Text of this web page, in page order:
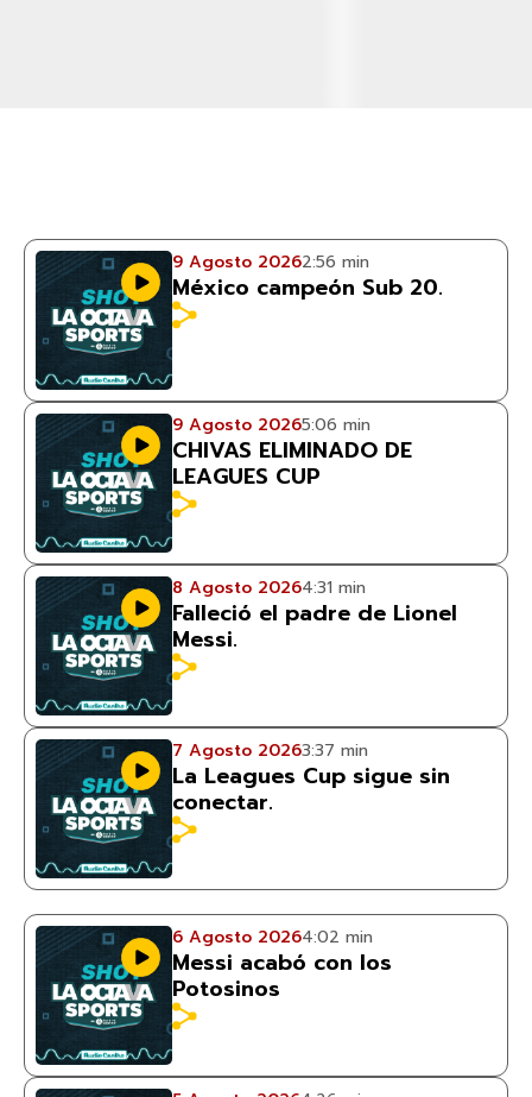
9 Agosto 20262:56 min
México campeón Sub 20.
9 Agosto 20265:06 min
CHIVAS ELIMINADO DE
LEAGUES CUP
8 Agosto 20264:31 min
Falleció el padre de Lionel
Messi.
7 Agosto 20263:37 min
La Leagues Cup sigue sin
conectar.
6 Agosto 20264:02 min
Messi acabó con los
Potosinos